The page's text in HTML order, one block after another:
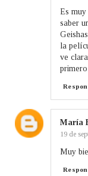
Es
saber
la
ve
María
19 de
Muy